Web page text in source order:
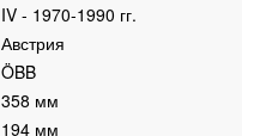
IV - 1970-1990 гг.
Австрия
ÖBB
358 мм
194 мм